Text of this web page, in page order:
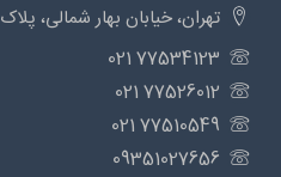
تهران، خیابان بهار شمالی، پلاک 259
77534123 021
77526012 021
77510549 021
09351027656